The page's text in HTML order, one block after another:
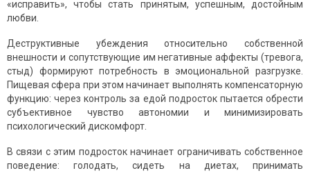
«исправить», чтобы стать принятым, успешным, достойным
любви.
Деструктивные убеждения относительно собственной
внешности и сопутствующие им негативные аффекты (тревога,
стыд) формируют потребность в эмоциональной разгрузке.
Пищевая сфера при этом начинает выполнять компенсаторную
функцию: через контроль за едой подросток пытается обрести
субъективное чувство автономии и минимизировать
психологический дискомфорт.
В связи с этим подросток начинает ограничивать собственное
поведение: голодать, сидеть на диетах, принимать